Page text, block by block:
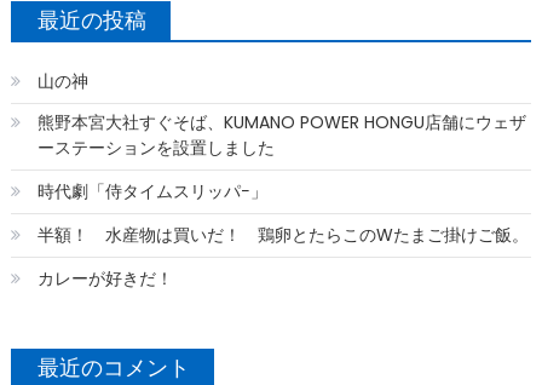
最近の投稿
山の神
熊野本宮大社すぐそば、KUMANO POWER HONGU店舗にウェザ
ーステーションを設置しました
時代劇「侍タイムスリッパ−」
半額！ 水産物は買いだ！ 鶏卵とたらこのWたまご掛けご飯。
カレーが好きだ！
最近のコメント